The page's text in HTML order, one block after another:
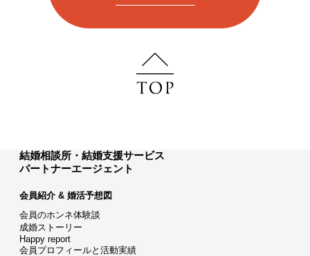
結婚相談所・結婚支援サービス
パートナーエージェント
会員紹介 & 婚活予想図
会員のホンネ体験談
成婚ストーリー
Happy report
会員プロフィールと活動実績